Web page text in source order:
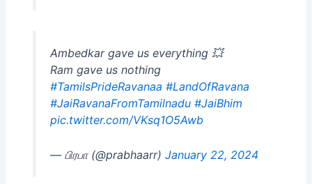
Ambedkar gave us everything 💥
Ram gave us nothing
#TamilsPrideRavanaa #LandOfRavana
#JaiRavanaFromTamilnadu #JaiBhim
pic.twitter.com/VKsq1O5Awb
— பிரபா (@prabhaarr) January 22, 2024